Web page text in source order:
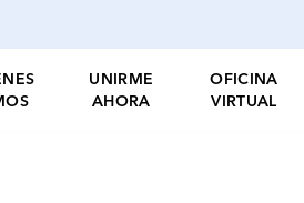
UNIRME
AHORA
OFICINA
VIRTUAL